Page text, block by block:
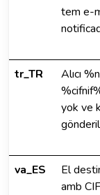
tem e-
tr_TR
Alıcı
yok ve
va_ES
El
amb